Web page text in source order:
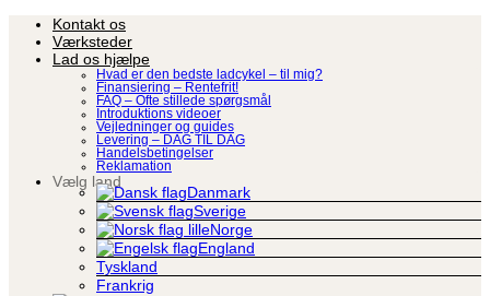
Fortsæt
indhold
Kontakt os
Værksteder
Lad os hjælpe
Hvad er den bedste ladcykel – til mig?
Finansiering – Rentefrit!
FAQ – Ofte stillede spørgsmål
Introduktions videoer
Vejledninger og guides
Levering – DAG TIL DAG
Handelsbetingelser
Reklamation
Vælg land
Danmark
Sverige
Norge
England
Tyskland
Frankrig